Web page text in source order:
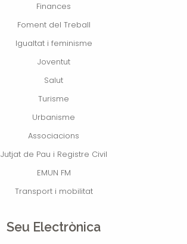
Finances
Foment del Treball
Igualtat i feminisme
Joventut
Salut
Turisme
Urbanisme
Associacions
Jutjat de Pau i Registre Civil
EMUN FM
Transport i mobilitat
Seu Electrònica